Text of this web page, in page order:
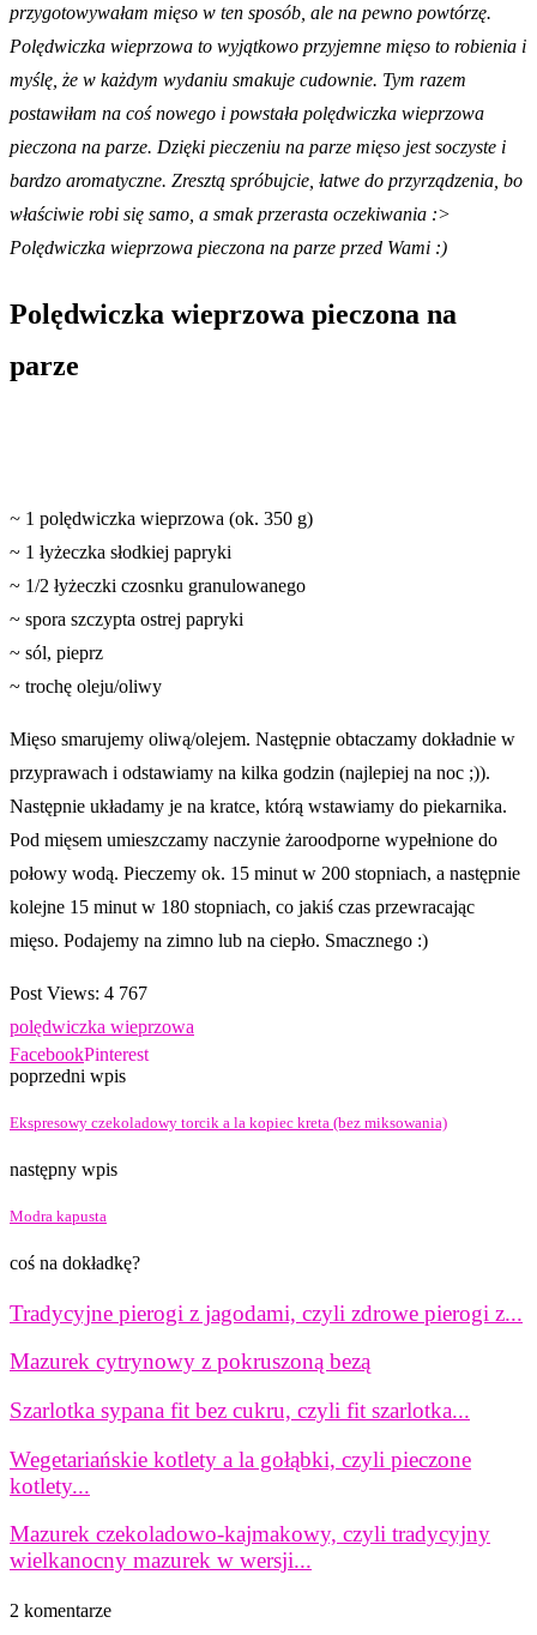
przygotowywałam mięso w ten sposób, ale na pewno powtórzę.
Polędwiczka wieprzowa to wyjątkowo przyjemne mięso to robienia i
myślę, że w każdym wydaniu smakuje cudownie. Tym razem
postawiłam na coś nowego i powstała polędwiczka wieprzowa
pieczona na parze. Dzięki pieczeniu na parze mięso jest soczyste i
bardzo aromatyczne. Zresztą spróbujcie, łatwe do przyrządzenia, bo
właściwie robi się samo, a smak przerasta oczekiwania :>
Polędwiczka wieprzowa pieczona na parze przed Wami :)
Polędwiczka wieprzowa pieczona na
parze
~ 1 polędwiczka wieprzowa (ok. 350 g)
~ 1 łyżeczka słodkiej papryki
~ 1/2 łyżeczki czosnku granulowanego
~ spora szczypta ostrej papryki
~ sól, pieprz
~ trochę oleju/oliwy
Mięso smarujemy oliwą/olejem. Następnie obtaczamy dokładnie w
przyprawach i odstawiamy na kilka godzin (najlepiej na noc ;)).
Następnie układamy je na kratce, którą wstawiamy do piekarnika.
Pod mięsem umieszczamy naczynie żaroodporne wypełnione do
połowy wodą. Pieczemy ok. 15 minut w 200 stopniach, a następnie
kolejne 15 minut w 180 stopniach, co jakiś czas przewracając
mięso. Podajemy na zimno lub na ciepło. Smacznego :)
Post Views: 4 767
polędwiczka wieprzowa
FacebookPinterest
poprzedni wpis
Ekspresowy czekoladowy torcik a la kopiec kreta (bez miksowania)
następny wpis
Modra kapusta
coś na dokładkę?
Tradycyjne pierogi z jagodami, czyli zdrowe pierogi z...
Mazurek cytrynowy z pokruszoną bezą
Szarlotka sypana fit bez cukru, czyli fit szarlotka...
Wegetariańskie kotlety a la gołąbki, czyli pieczone
kotlety...
Mazurek czekoladowo-kajmakowy, czyli tradycyjny
wielkanocny mazurek w wersji...
2 komentarze